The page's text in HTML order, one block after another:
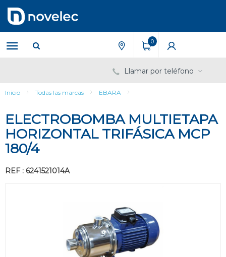
contenido
menú
de
navegación
0
Llamar por teléfono
Inicio Todas las marcas EBARA
ELECTROBOMBA MULTIETAPA
HORIZONTAL TRIFÁSICA MCP
180/4
REF : 6241521014A